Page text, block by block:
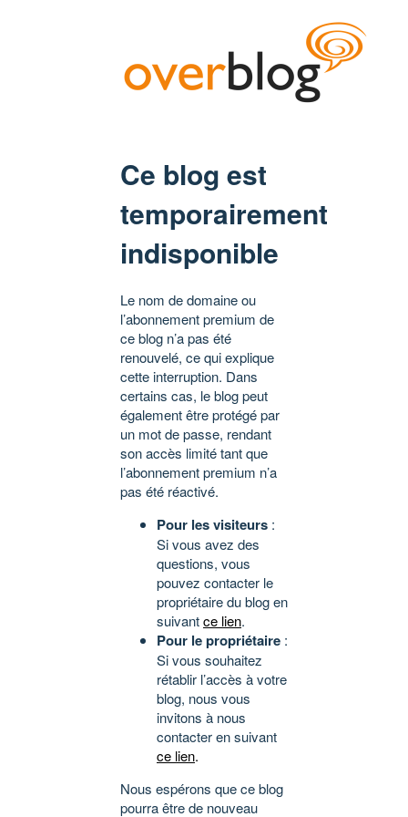
Ce blog est
temporairement
indisponible
Le nom de domaine ou
l’abonnement premium de
ce blog n’a pas été
renouvelé, ce qui explique
cette interruption. Dans
certains cas, le blog peut
également être protégé par
un mot de passe, rendant
son accès limité tant que
l’abonnement premium n’a
pas été réactivé.
Pour les visiteurs :
Si vous avez des
questions, vous
pouvez contacter le
propriétaire du blog en
suivantce lien.
Pour le propriétaire :
Si vous souhaitez
rétablir l’accès à votre
blog, nous vous
invitons à nous
contacter en suivant
ce lien.
Nous espérons que ce blog
pourra être de nouveau